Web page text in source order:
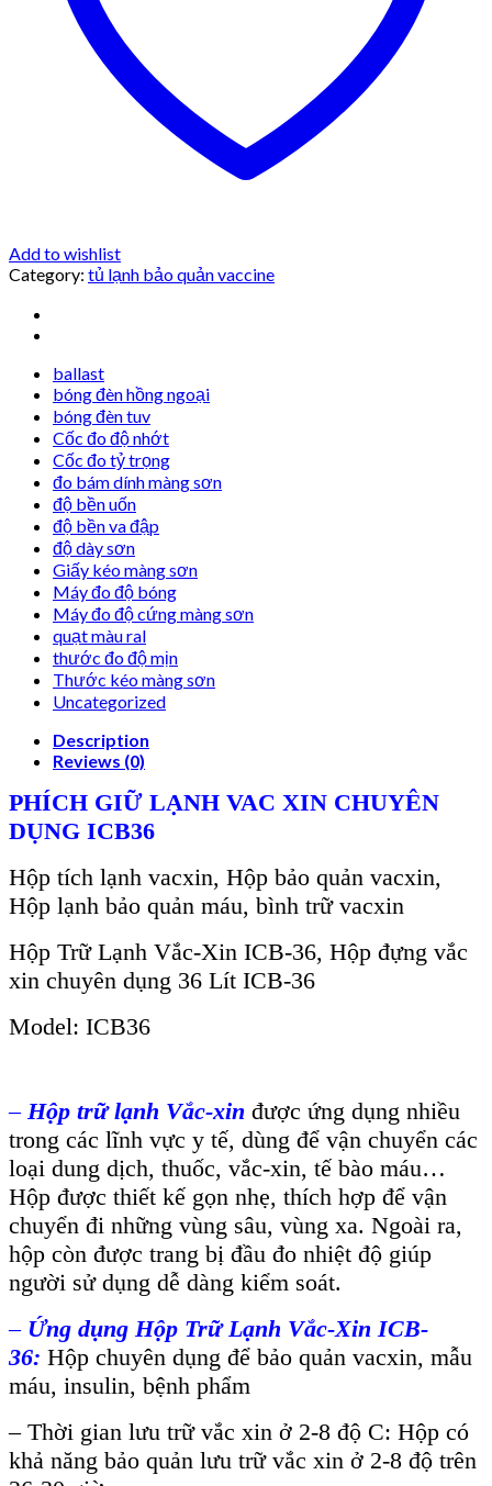
Add to wishlist
Category: tủ lạnh bảo quản vaccine
ballast
bóng đèn hồng ngoại
bóng đèn tuv
Cốc đo độ nhớt
Cốc đo tỷ trọng
đo bám dính màng sơn
độ bền uốn
độ bền va đập
độ dày sơn
Giấy kéo màng sơn
Máy đo độ bóng
Máy đo độ cứng màng sơn
quạt màu ral
thước đo độ mịn
Thước kéo màng sơn
Uncategorized
Description
Reviews (0)
PHÍCH GIỮ LẠNH VAC XIN CHUYÊN
DỤNG ICB36
Hộp tích lạnh vacxin, Hộp bảo quản vacxin,
Hộp lạnh bảo quản máu, bình trữ vacxin
Hộp Trữ Lạnh Vắc-Xin ICB-36, Hộp đựng vắc
xin chuyên dụng 36 Lít ICB-36
Model: ICB36
– Hộp trữ lạnh Vắc-xin được ứng dụng nhiều
trong các lĩnh vực y tế, dùng để vận chuyển các
loại dung dịch, thuốc, vắc-xin, tế bào máu…
Hộp được thiết kế gọn nhẹ, thích hợp để vận
chuyển đi những vùng sâu, vùng xa. Ngoài ra,
hộp còn được trang bị đầu đo nhiệt độ giúp
người sử dụng dễ dàng kiểm soát.
– Ứng dụng Hộp Trữ Lạnh Vắc-Xin ICB-
36: Hộp chuyên dụng để bảo quản vacxin, mẫu
máu, insulin, bệnh phẩm
– Thời gian lưu trữ vắc xin ở 2-8 độ C: Hộp có
khả năng bảo quản lưu trữ vắc xin ở 2-8 độ trên